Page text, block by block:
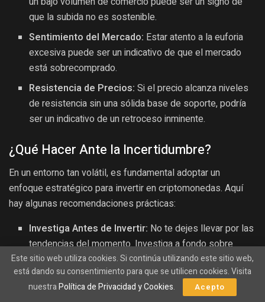
que la subida no es sostenible.
Sentimiento del Mercado: Estar atento a la euforia
excesiva puede ser un indicativo de que el mercado
está sobrecomprado.
Resistencia de Precios: Si el precio alcanza niveles
de resistencia sin una sólida base de soporte, podría
ser un indicativo de un retroceso inminente.
¿Qué Hacer Ante la Incertidumbre?
En un entorno tan volátil, es fundamental adoptar un
enfoque estratégico para invertir en criptomonedas. Aquí
hay algunas recomendaciones prácticas:
Investiga Antes de Invertir: No te dejes llevar por las
tendencias del momento. Investiga a fondo sobre
Bitcoin y otras criptomonedas.
Establece Objetivos Claros:
Define tus metas de
inversión y mantente fiel a ellas, evitando decisiones
Este sitio web utiliza cookies. Si continúa utilizando este sitio web,
está dando su consentimiento para que se utilicen cookies. Visita
nuestraPolítica de Privacidad y Cookies. Acepto